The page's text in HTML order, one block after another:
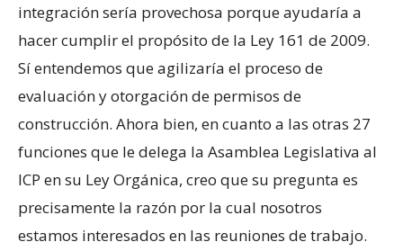
integración sería provechosa porque ayudaría a
hacer cumplir el propósito de la Ley 161 de 2009.
Sí entendemos que agilizaría el proceso de
evaluación y otorgación de permisos de
construcción. Ahora bien, en cuanto a las otras 27
funciones que le delega la Asamblea Legislativa al
ICP en su Ley Orgánica, creo que su pregunta es
precisamente la razón por la cual nosotros
estamos interesados en las reuniones de trabajo.